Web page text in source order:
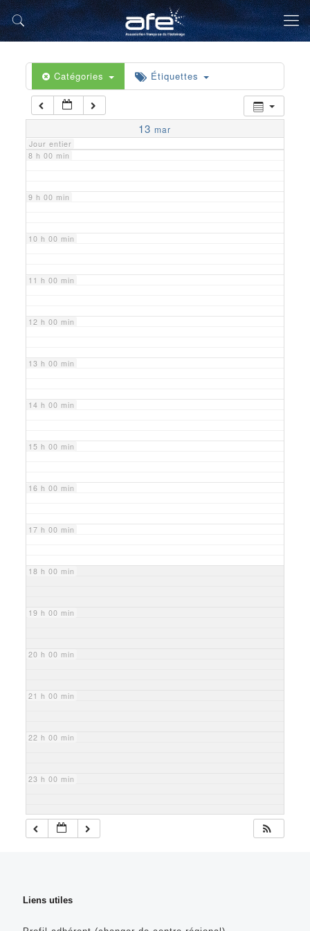
Catégories Étiquettes
13 mar
Jour entier
5 h 00 min
6 h 00 min
7 h 00 min
8 h 00 min
9 h 00 min
10 h 00 min
11 h 00 min
12 h 00 min
13 h 00 min
14 h 00 min
15 h 00 min
16 h 00 min
17 h 00 min
18 h 00 min
19 h 00 min
20 h 00 min
21 h 00 min
22 h 00 min
23 h 00 min
Liens utiles